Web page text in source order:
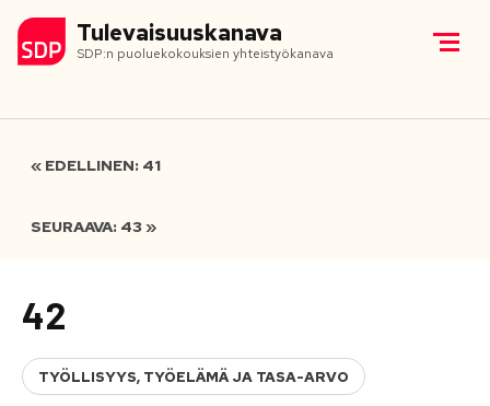
Tulevaisuuskanava
SDP:n puoluekokouksien yhteistyökanava
« EDELLINEN: 41
SEURAAVA: 43 »
42
TYÖLLISYYS, TYÖELÄMÄ JA TASA-ARVO